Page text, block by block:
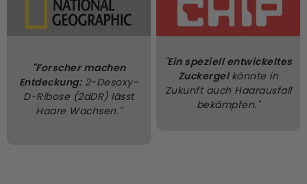
"Forscher machen
Entdeckung:2-Desoxy-
D-Ribose (2dDR) lässt
Haare Wachsen."
"Ein speziell entwickeltes
Zuckergelkönnte in
Zukunft auch Haarausfall
bekämpfen."